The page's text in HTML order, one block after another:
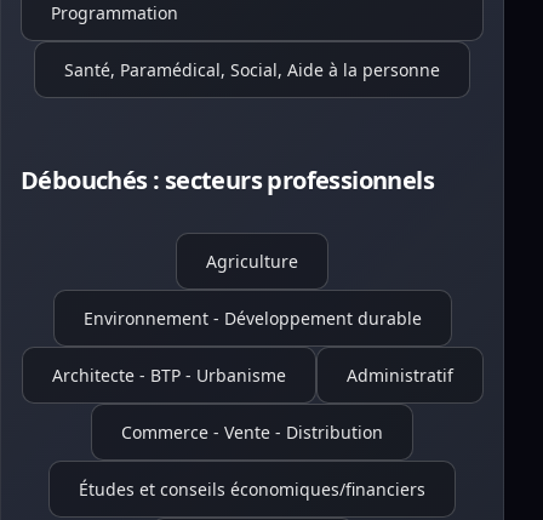
Programmation
Santé, Paramédical, Social, Aide à la personne
Débouchés : secteurs professionnels
Agriculture
Environnement - Développement durable
Architecte - BTP - Urbanisme Administratif
Commerce - Vente - Distribution
Études et conseils économiques/financiers